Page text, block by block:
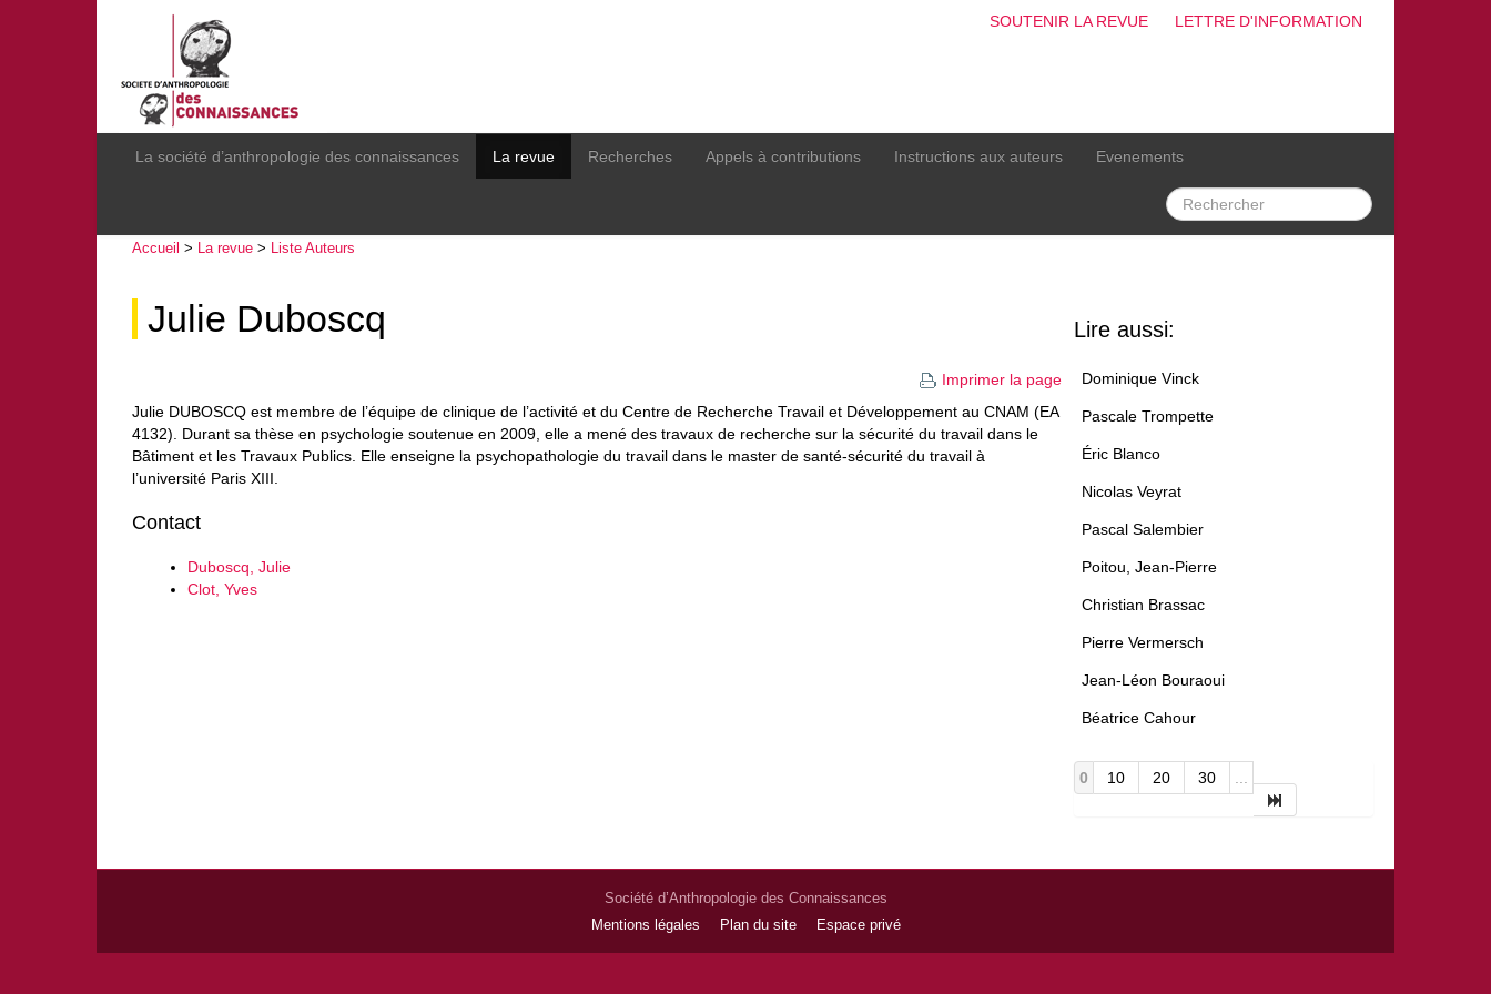
SOUTENIR LA REVUE LETTRE D'INFORMATION
La société d’anthropologie des connaissances La revue Recherches Appels à contributions Instructions aux auteurs Evenements
Accueil > La revue > Liste Auteurs
Julie Duboscq
Imprimer la page
Julie DUBOSCQ est membre de l’équipe de clinique de l’activité et du Centre de Recherche Travail et Développement au CNAM (EA
4132). Durant sa thèse en psychologie soutenue en 2009, elle a mené des travaux de recherche sur la sécurité du travail dans le
Bâtiment et les Travaux Publics. Elle enseigne la psychopathologie du travail dans le master de santé-sécurité du travail à
l’université Paris XIII.
Contact
Duboscq, Julie
Clot, Yves
Lire aussi:
Dominique Vinck
Pascale Trompette
Éric Blanco
Nicolas Veyrat
Pascal Salembier
Poitou, Jean-Pierre
Christian Brassac
Pierre Vermersch
Jean-Léon Bouraoui
Béatrice Cahour
0 10 20 30 ...
Société d’Anthropologie des Connaissances
Mentions légales
Plan du site Espace privé